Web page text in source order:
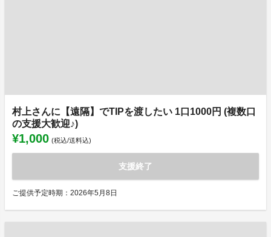
村上さんに【遠隔】でTIPを渡したい 1口1000円 (複数口
の支援大歓迎♪)
¥1,000 (税込/送料込)
支援終了
ご提供予定時期：2026年5月8日